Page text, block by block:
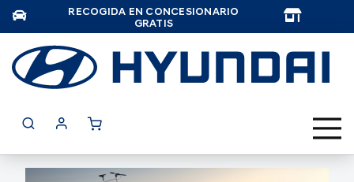
RECOGIDA EN CONCESIONARIO
GRATIS